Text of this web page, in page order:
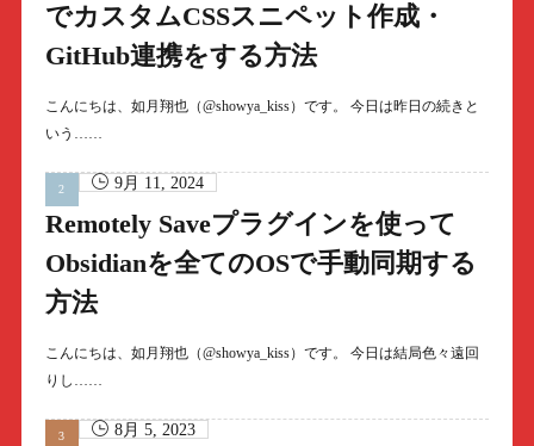
でカスタムCSSスニペット作成・
GitHub連携をする方法
こんにちは、如月翔也（@showya_kiss）です。 今日は昨日の続きと
いう……
9月 11, 2024
Remotely Saveプラグインを使って
Obsidianを全てのOSで手動同期する
方法
こんにちは、如月翔也（@showya_kiss）です。 今日は結局色々遠回
りし……
8月 5, 2023